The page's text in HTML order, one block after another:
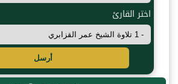
اختر القارئ
أرسل